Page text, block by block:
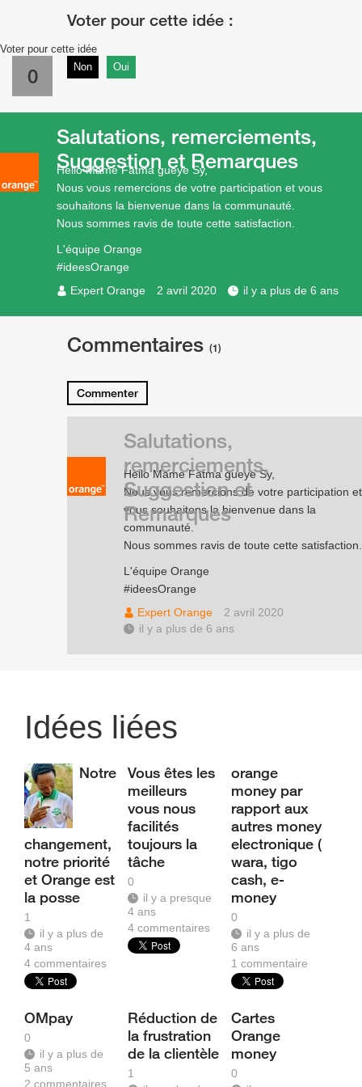
Voter pour cette idée
0 Non Oui
Hello Mame Fatma gueye Sy,
Nous vous remercions de votre participation et vous
souhaitons la bienvenue dans la communauté.
Nous sommes ravis de toute cette satisfaction.
L'équipe Orange
#ideesOrange
Expert Orange
2 avril 2020 il y a plus de 6 ans
Salutations, remerciements,
Suggestion et Remarques
Commentaires (1)
Commenter
Hello Mame Fatma gueye Sy,
Nous vous remercions de votre participation et
vous souhaitons la bienvenue dans la
communauté.
Nous sommes ravis de toute cette satisfaction.
L'équipe Orange
#ideesOrange
Expert Orange
2 avril 2020
il y a plus de 6 ans
Salutations,
remerciements,
Suggestion et
Remarques
Idées liées
Notre
changement,
notre priorité
et Orange est
la posse
1
il y a plus de
4 ans
4 commentaires
Vous êtes les
meilleurs
vous nous
facilités
toujours la
tâche
0
il y a presque
4 ans
4commentaires
orange
money par
rapport aux
autres money
electronique (
wara, tigo
cash, e-
money
0
il y a plus de
6 ans
1commentaire
OMpay
0
il y a plus de
5 ans
2 commentaires
Réduction de
la frustration
de la clientèle
1
Cartes
Orange
money
0